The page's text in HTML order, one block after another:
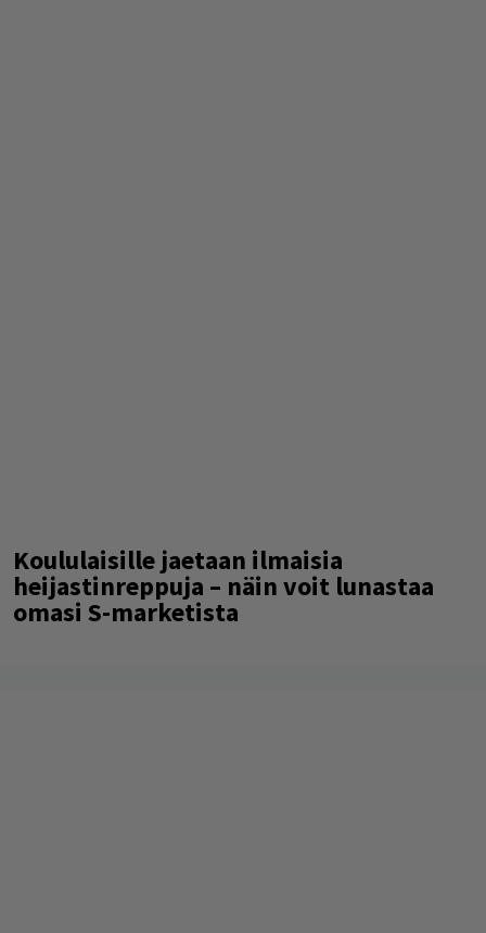
Koululaisille jaetaan ilmaisia
heijastinreppuja – näin voit lunastaa
omasi S-marketista